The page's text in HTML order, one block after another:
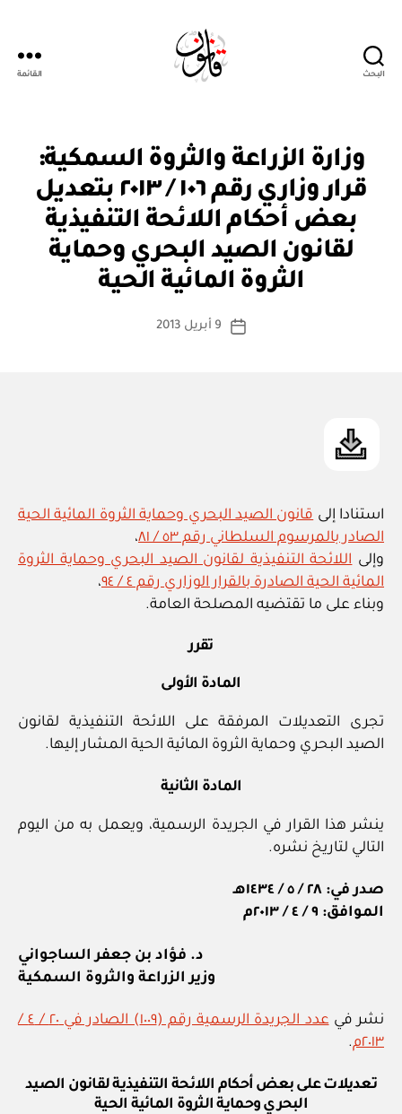
البحث القائمة
التصنيفات
وزارة الزراعة والثروة السمكية:
قرار وزاري رقم ١٠٦ / ٢٠١٣ بتعديل
بعض أحكام اللائحة التنفيذية
لقانون الصيد البحري وحماية
الثروة المائية الحية
كاتب
بو
ا
س
ة
تاريخ
9 أبريل 2013
استنادا إلى قانون الصيد البحري وحماية الثروة المائية الحية
الصادر بالمرسوم السلطاني رقم ٥٣ / ٨١
،
وإلى اللائحة التنفيذية لقانون الصيد البحري وحماية الثروة
المائية الحية الصادرة بالقرار الوزاري رقم ٤ / ٩٤
،
وبناء على ما تقتضيه المصلحة العامة.
تقرر
المادة الأولى
تجرى التعديلات المرفقة على اللائحة التنفيذية لقانون
الصيد البحري وحماية الثروة المائية الحية المشار إليها.
المادة الثانية
ينشر هذا القرار في الجريدة الرسمية، ويعمل به من اليوم
التالي لتاريخ نشره.
صدر في: ٢٨ / ٥ / ١٤٣٤هـ
الموافق: ٩ / ٤ / ٢٠١٣م
د. فؤاد بن جعفر الساجواني
وزير الزراعة والثروة السمكية
نشر في
عدد الجريدة الرسمية رقم (١٠٠٩) الصادر في ٢٠ / ٤ /
٢٠١٣م
.
تعديلات على بعض أحكام اللائحة التنفيذية لقانون الصيد
البحري وحماية الثروة المائية الحية